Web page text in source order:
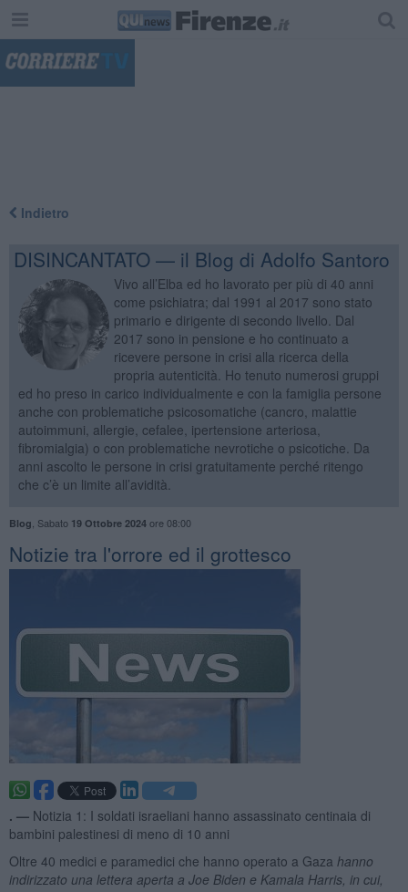
Indietro
DISINCANTATO — il Blog di Adolfo Santoro
Vivo all’Elba ed ho lavorato per più di 40 anni
come psichiatra; dal 1991 al 2017 sono stato
primario e dirigente di secondo livello. Dal
2017 sono in pensione e ho continuato a
ricevere persone in crisi alla ricerca della
propria autenticità. Ho tenuto numerosi gruppi
ed ho preso in carico individualmente e con la famiglia persone
anche con problematiche psicosomatiche (cancro, malattie
autoimmuni, allergie, cefalee, ipertensione arteriosa,
fibromialgia) o con problematiche nevrotiche o psicotiche. Da
anni ascolto le persone in crisi gratuitamente perché ritengo
che c’è un limite all’avidità.
Blog Sabato 19 Ottobre 2024ore 08:00
Notizie tra l'orrore ed il grottesco
. — Notizia 1: I soldati israeliani hanno assassinato centinaia di
bambini palestinesi di meno di 10 anni
Oltre 40 medici e paramedici che hanno operato a Gaza hanno
indirizzato una lettera aperta a Joe Biden e Kamala Harris, in cui,